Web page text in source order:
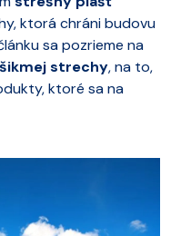
ktorá chráni budovu
sa pozrieme na
strechy, na to,
ktoré sa na